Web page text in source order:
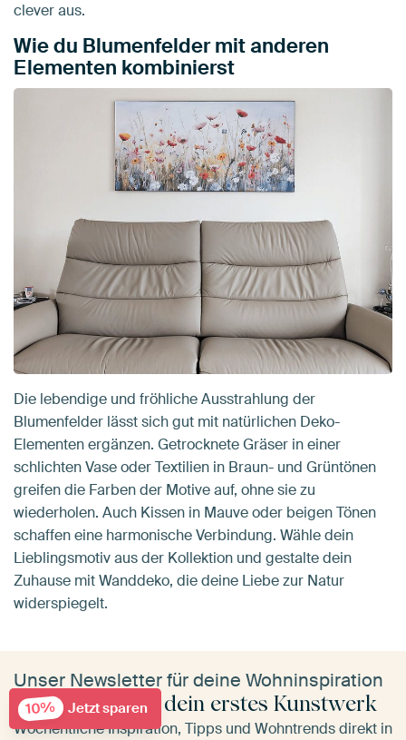
clever aus.
Wie du Blumenfelder mit anderen
Elementen kombinierst
Die lebendige und fröhliche Ausstrahlung der
Blumenfelder lässt sich gut mit natürlichen Deko-
Elementen ergänzen. Getrocknete Gräser in einer
schlichten Vase oder Textilien in Braun- und Grüntönen
greifen die Farben der Motive auf, ohne sie zu
wiederholen. Auch Kissen in Mauve oder beigen Tönen
schaffen eine harmonische Verbindung. Wähle dein
Lieblingsmotiv aus der Kollektion und gestalte dein
Zuhause mit Wanddeko, die deine Liebe zur Natur
widerspiegelt.
Unser Newsletter für deine Wohninspiration
10 % Rabatt auf dein erstes Kunstwerk
Wöchentliche Inspiration, Tipps und Wohntrends direkt in
10% Jetzt sparen